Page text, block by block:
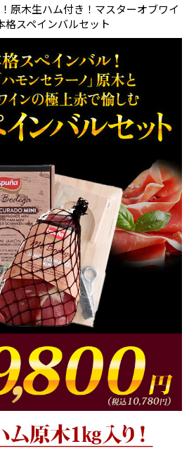
原木生ハム付き！マスターオブワイ
格スペインバルセット